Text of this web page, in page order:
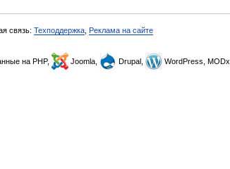
связь: Техподдержка Реклама на сайте
на PHP, Joomla, Drupal, WordPress, MODx.